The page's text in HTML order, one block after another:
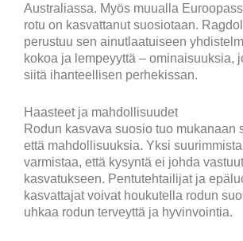
Australiassa. Myös muualla
rotu on kasvattanut suosiotaan.
perustuu sen ainutlaatuiseen
kokoa ja lempeyyttä – ominaisuuksia,
siitä ihanteellisen perhekissan.
Haasteet ja mahdollisuudet
Rodun kasvava suosio tuo mukanaan
että mahdollisuuksia. Yksi
varmistaa, että kysyntä ei johda
kasvatukseen. Pentutehtailijat ja
kasvattajat voivat houkutella rodun
uhkaa rodun terveyttä ja hyvinvointia.